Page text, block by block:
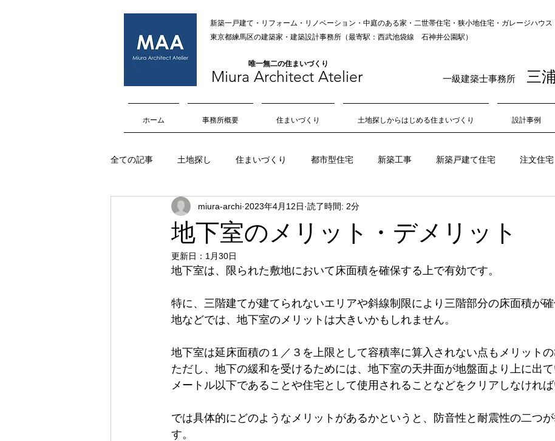
新築一戸建て・リフォーム・リノベーション・中庭のある家・二世帯住宅・狭小地住宅・ガレージハウ
​​東京都練馬区の建築家・建築設計事務所（最寄駅：西武池袋線 石神井公園駅）
Miura Architect Atelier
​唯一無二の住まいづくり
一級建築士事務所 三
ホーム 事務所概要 住まいづくり 土地探しからはじめる住まいづくり 設計事例
全ての記事 土地探し 住まいづくり 都市型住宅 新築工事 新築戸建て住宅 注文住宅
オープンハウス 内部空間 狭小地 不動産
マイホーム
屋根材 板金工事
地下室のメリット・デメリット
miura-archi 2023年4月12日 読了時間: 2分
更新日： 1月30日
地下室は、限られた敷地において床面積を確保する上で有効です。
特に、三階建てが建てられないエリアや斜線制限により三階部分の床面積が
地などでは、地下室のメリットは大きいかもしれません。
地下室は延床面積の１／３を上限として容積率に算入されない点もメリットの
ただし、地下の緩和を受けるためには、地下室の天井面が地盤面より上に出
メートル以下であることや住宅として使用されることなどをクリアしなければ
では具体的にどのようなメリットがあるかというと、防音性と耐震性の二つが
す。